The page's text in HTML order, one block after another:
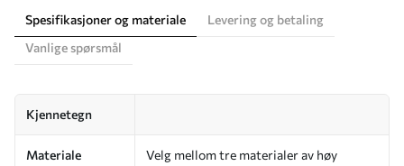
Spesifikasjoner og materiale
Levering og betaling
Vanlige spørsmål
Kjennetegn
Materiale
Velg mellom tre materialer av høy